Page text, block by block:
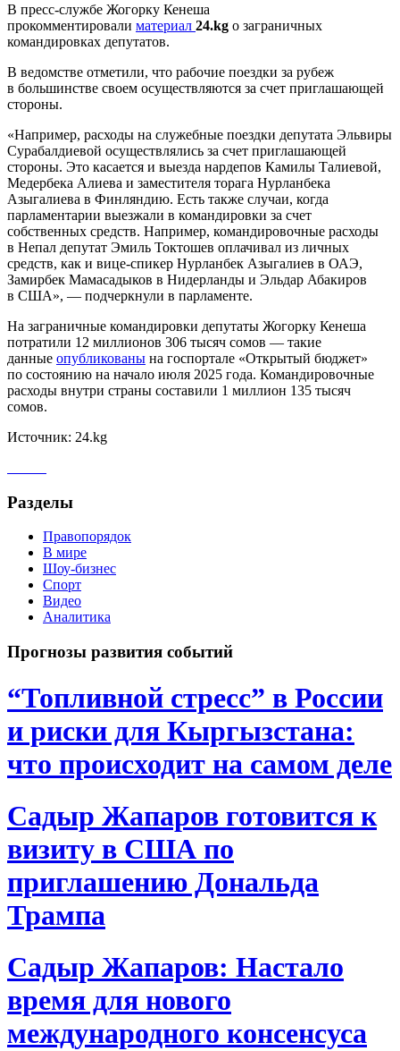
В пресс-службе Жогорку Кенеша
прокомментировали материал 24.kg о заграничных
командировках депутатов.
В ведомстве отметили, что рабочие поездки за рубеж
в большинстве своем осуществляются за счет приглашающей
стороны.
«Например, расходы на служебные поездки депутата Эльвиры
Сурабалдиевой осуществлялись за счет приглашающей
стороны. Это касается и выезда нардепов Камилы Талиевой,
Медербека Алиева и заместителя торага Нурланбека
Азыгалиева в Финляндию. Есть также случаи, когда
парламентарии выезжали в командировки за счет
собственных средств. Например, командировочные расходы
в Непал депутат Эмиль Токтошев оплачивал из личных
средств, как и вице-спикер Нурланбек Азыгалиев в ОАЭ,
Замирбек Мамасадыков в Нидерланды и Эльдар Абакиров
в США», — подчеркнули в парламенте.
На заграничные командировки депутаты Жогорку Кенеша
потратили 12 миллионов 306 тысяч сомов — такие
данные опубликованы на госпортале «Открытый бюджет»
по состоянию на начало июля 2025 года. Командировочные
расходы внутри страны составили 1 миллион 135 тысяч
сомов.
Источник: 24.kg
Разделы
Правопорядок
В мире
Шоу-бизнес
Спорт
Видео
Аналитика
Прогнозы развития событий
“Топливной стресс” в России
и риски для Кыргызстана:
что происходит на самом деле
Садыр Жапаров готовится к
визиту в США по
приглашению Дональда
Трампа
Садыр Жапаров: Настало
время для нового
международного консенсуса